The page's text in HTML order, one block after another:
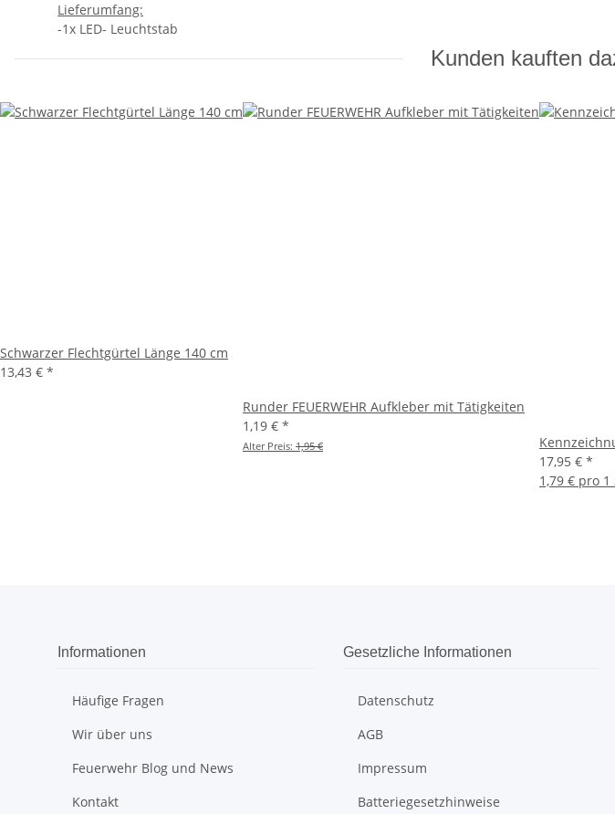
Lieferumfang:
-1x LED- Leuchtstab
Kunden kauften
Schwarzer Flechtgürtel Länge 140 cm
13,43 € *
Runder FEUERWEHR Aufkleber mit Tätigkeiten
1,19 € *
Alter Preis: 1,95 €
17,95 € *
1,79 € pro 1
Informationen
Häufige Fragen
Wir über uns
Feuerwehr Blog und News
Kontakt
Gesetzliche Informationen
Datenschutz
AGB
Impressum
Batteriegesetzhinweise